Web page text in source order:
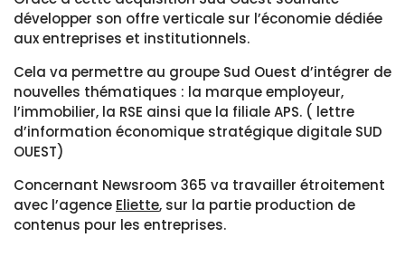
développer son offre verticale sur l’économie dédiée
aux entreprises et institutionnels.
Cela va permettre au groupe Sud Ouest d’intégrer de
nouvelles thématiques : la marque employeur,
l’immobilier, la RSE ainsi que la filiale APS. ( lettre
d’information économique stratégique digitale SUD
OUEST)
Concernant Newsroom 365 va travailler étroitement
avec l’agence Eliette, sur la partie production de
contenus pour les entreprises.